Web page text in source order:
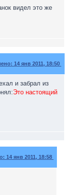
видел это же
14 янв 2011, 18:50
и забрал из
Это настоящий
14 янв 2011, 18:58